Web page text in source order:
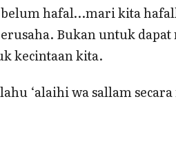
hafal…mari kita
Bukan untuk
kecintaan kita.
‘alaihi wa sallam